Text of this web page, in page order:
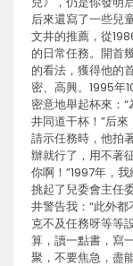
后來還寫了一些兒
文井的推薦，從
的日常任務。開首
的看法，獲得他的
密、高興。1995年
密意地舉起杯來：
井同道干杯！”后
請示任務時，他拍
辦就行了，用不著
你啊！”1997年，
挑起了兒委會主任
井警告我：“此外
克不及任務呀等等
算，讀一點書，寫
聚，不要焦急，盡